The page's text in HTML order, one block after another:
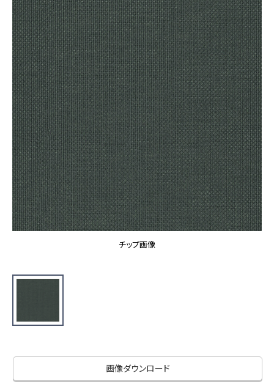
商品を探す トップ
壁紙
カーテン
床材
ブランド・コレクション
Lilycolor Coordinate 着せ替えシミュレーション
カタログ一覧
カタログ一覧 トップ
壁紙
カーテン
床材
サステナブル商品
ノンワックス床タイル
壁紙機能性ガイド
施工事例
施工事例 トップ
医療・福祉施設
ホテル・オフィス・店舗
モデルハウス
新築戸建・マンション
#リリカラのある暮らし
リリカラノート
ショールーム
ショールーム トップ
東京ショールーム
大阪ショールーム
お客様サポート
お客様サポート トップ
動画一覧
お問い合わせ（一般のお客様）
インテリア事業
スペースソリューション事業
会社情報
チップ画像
画像ダウンロード